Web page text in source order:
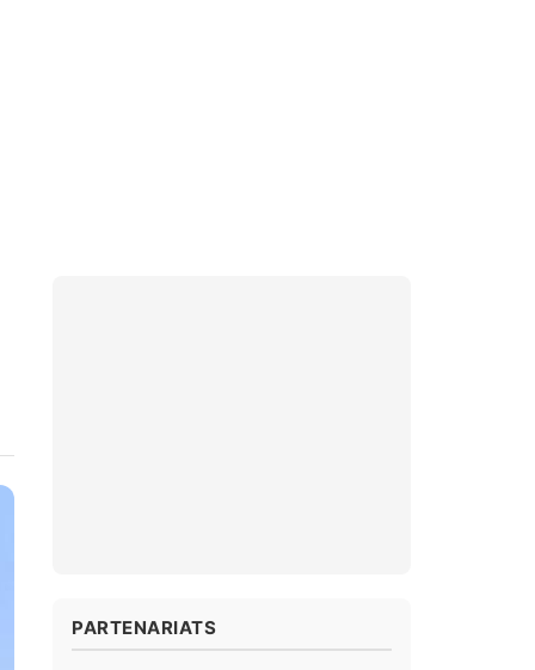
PARTENARIATS